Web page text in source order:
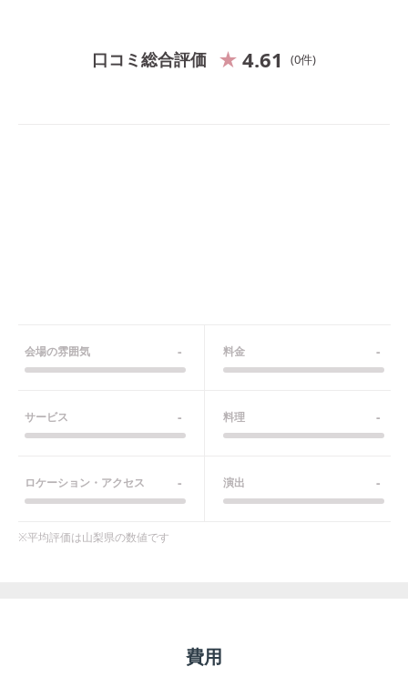
口コミ総合評価 4.61 0件
会場の雰囲気 - 料金 -
サービス - 料理 -
ロケーション・アクセス - 演出 -
※平均評価は山梨県の数値です
費用